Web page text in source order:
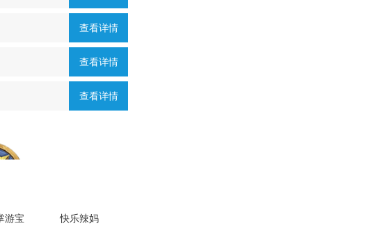
查看详情
查看详情
查看详情
游宝 快乐辣妈